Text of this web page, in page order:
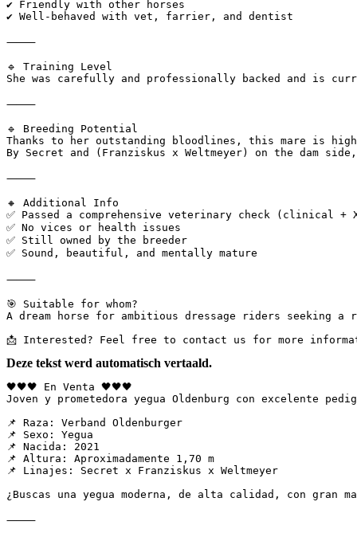
✔ Friendly with other horses
✔ Well-behaved with vet, farrier, and dentist
⸻
🔹 Training Level
She was carefully and professionally backed and is
⸻
🔹 Breeding Potential
Thanks to her outstanding bloodlines, this mare is
By Secret and (Franziskus x Weltmeyer) on the dam
⸻
🔸 Additional Info
✅ Passed a comprehensive veterinary check (clinical
✅ No vices or health issues
✅ Still owned by the breeder
✅ Sound, beautiful, and mentally mature
⸻
🎯 Suitable for whom?
A dream horse for ambitious dressage riders seeking
📩 Interested? Feel free to contact us for more
Deze tekst werd automatisch vertaald.
🖤🖤🖤 En Venta 🖤🖤🖤
Joven y prometedora yegua Oldenburg con excelente
📌 Raza: Verband Oldenburger
📌 Sexo: Yegua
📌 Nacida: 2021
📌 Altura: Aproximadamente 1,70 m
📌 Linajes: Secret x Franziskus x Weltmeyer
¿Buscas una yegua moderna, de alta calidad, con
⸻